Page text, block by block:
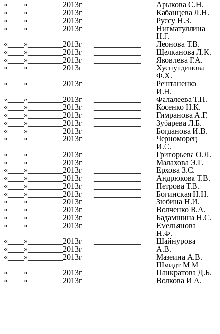
«____»_________2013г.
Арыкова О.Н.
«____»_________2013г.
Кабанцева Л.Н.
«____»_________2013г.
Руссу Н.З.
«____»_________2013г.
Нигматуллина
Н.Г.
«____»_________2013г.
Леонова Т.В.
«____»_________2013г.
Щелканова Л.К.
«____»_________2013г.
Яковлева Г.А.
«____»_________2013г.
Хуснутдинова
Ф.Х.
«____»_________2013г.
Рештаненко
И.Н.
«____»_________2013г.
Фалалеева Т.П.
«____»_________2013г.
Косенко Н.К.
«____»_________2013г.
Гимранова А.Г.
«____»_________2013г.
Зубарева Л.Б.
«____»_________2013г.
Богданова И.В.
«____»_________2013г.
Черноморец
И.С.
«____»_________2013г.
Григорьева О.Л.
«____»_________2013г.
Малахова Э.Г.
«____»_________2013г.
Ерхова З.С.
«____»_________2013г.
Андрюкова Т.В.
«____»_________2013г.
Петрова Т.В.
«____»_________2013г.
Богинская Н.Н.
«____»_________2013г.
Зюбина Н.И.
«____»_________2013г.
Волченко В.А.
«____»_________2013г.
Бадамшина Н.С.
«____»_________2013г.
Емельянова
Н.Ф.
«____»_________2013г.
«____»_________2013г.
«____»_________2013г.
Шайнурова
А.В.
Мазеина А.В.
Шмидт М.М.
«____»_________2013г.
Панкратова Д.Б.
«____»_________2013г.
Волкова И.А.